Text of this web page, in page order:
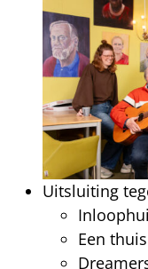
Uitsluiting
Een